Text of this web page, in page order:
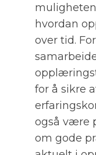
hvordan
over tid.
for å sikre
også være
om gode